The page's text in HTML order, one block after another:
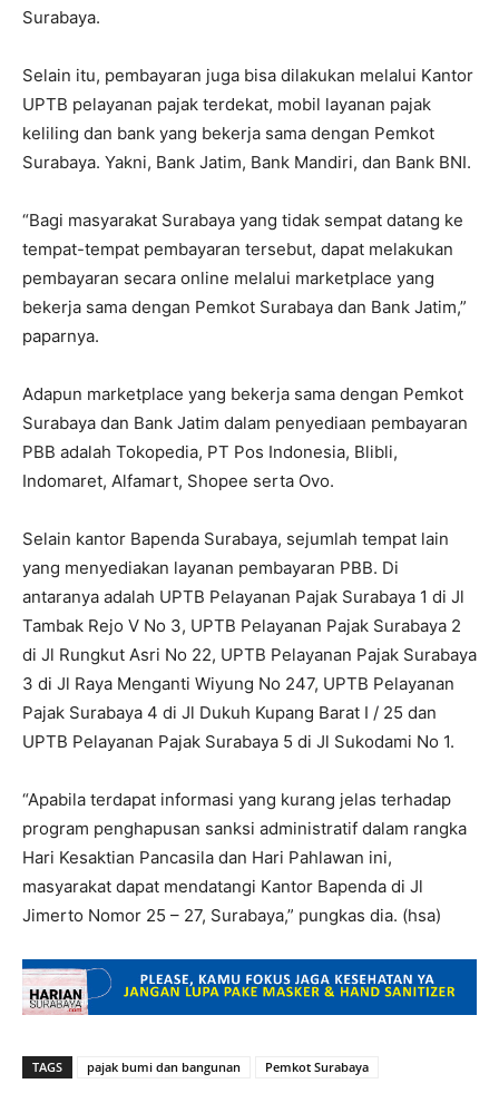
Surabaya.
Selain itu, pembayaran juga bisa dilakukan melalui Kantor
UPTB pelayanan pajak terdekat, mobil layanan pajak
keliling dan bank yang bekerja sama dengan Pemkot
Surabaya. Yakni, Bank Jatim, Bank Mandiri, dan Bank BNI.
“Bagi masyarakat Surabaya yang tidak sempat datang ke
tempat-tempat pembayaran tersebut, dapat melakukan
pembayaran secara online melalui marketplace yang
bekerja sama dengan Pemkot Surabaya dan Bank Jatim,”
paparnya.
Adapun marketplace yang bekerja sama dengan Pemkot
Surabaya dan Bank Jatim dalam penyediaan pembayaran
PBB adalah Tokopedia, PT Pos Indonesia, Blibli,
Indomaret, Alfamart, Shopee serta Ovo.
Selain kantor Bapenda Surabaya, sejumlah tempat lain
yang menyediakan layanan pembayaran PBB. Di
antaranya adalah UPTB Pelayanan Pajak Surabaya 1 di Jl
Tambak Rejo V No 3, UPTB Pelayanan Pajak Surabaya 2
di Jl Rungkut Asri No 22, UPTB Pelayanan Pajak Surabaya
3 di Jl Raya Menganti Wiyung No 247, UPTB Pelayanan
Pajak Surabaya 4 di Jl Dukuh Kupang Barat I / 25 dan
UPTB Pelayanan Pajak Surabaya 5 di Jl Sukodami No 1.
“Apabila terdapat informasi yang kurang jelas terhadap
program penghapusan sanksi administratif dalam rangka
Hari Kesaktian Pancasila dan Hari Pahlawan ini,
masyarakat dapat mendatangi Kantor Bapenda di Jl
Jimerto Nomor 25 – 27, Surabaya,” pungkas dia. (hsa)
TAGS pajak bumi dan bangunan Pemkot Surabaya